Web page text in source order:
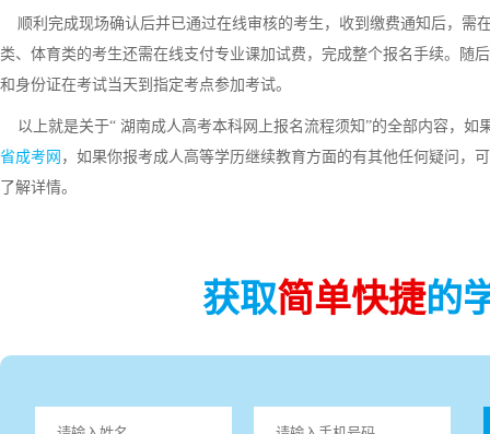
顺利完成现场确认后并已通过在线审核的考生，收到缴费通知后，需
类、体育类的考生还需在线支付专业课加试费，完成整个报名手续。随
和身份证在考试当天到指定考点参加考试。
以上就是关于“ 湖南成人高考本科网上报名流程须知”的全部内容，如
省成考网 ，如果你报考成人高等学历继续教育方面的有其他任何疑问，
了解详情。
获取简单快捷的